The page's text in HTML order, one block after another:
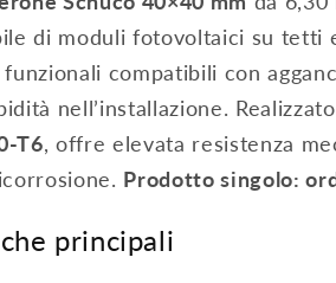
di moduli fotovoltaici su tetti
compatibili con
nell’installazione.
T6, offre elevata resistenza
Prodotto singolo:
principali